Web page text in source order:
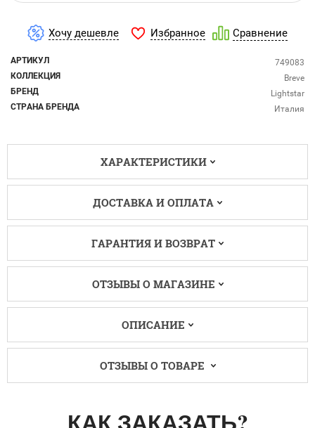
Хочу дешевле Избранное Сравнение
АРТИКУЛ
749083
КОЛЛЕКЦИЯ
Breve
БРЕНД
Lightstar
СТРАНА БРЕНДА
Италия
ХАРАКТЕРИСТИКИ
ДОСТАВКА И ОПЛАТА
ГАРАНТИЯ И ВОЗВРАТ
ОТЗЫВЫ О МАГАЗИНЕ
ОПИСАНИЕ
ОТЗЫВЫ О ТОВАРЕ